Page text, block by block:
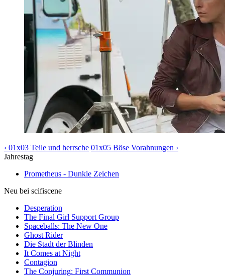
‹ 01x03 Teile und herrsche 01x05 Böse Vorahnungen ›
Jahrestag
Prometheus - Dunkle Zeichen
Neu bei scifiscene
Desperation
The Final Girl Support Group
Spaceballs: The New One
Ghost Rider
Die Stadt der Blinden
It Comes at Night
Contagion
The Conjuring: First Communion